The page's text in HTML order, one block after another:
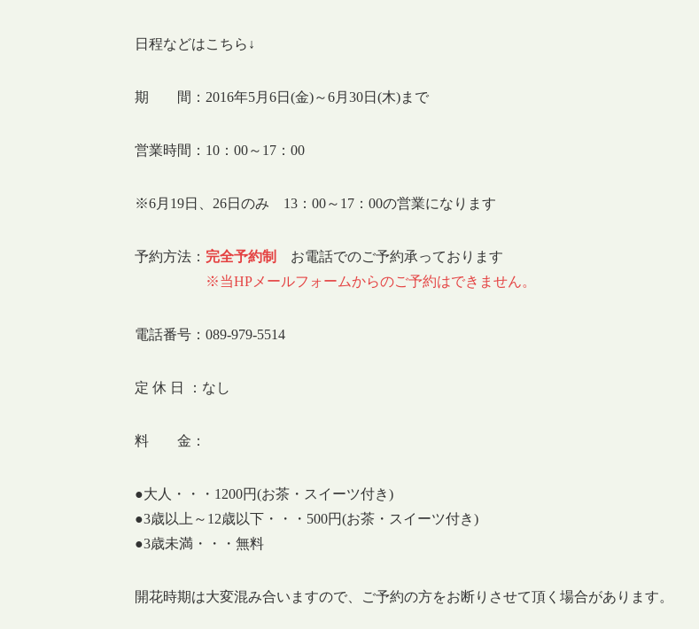
日程などはこちら↓
期 間：2016年5月6日(金)～6月30日(木)まで
営業時間：10：00～17：00
※6月19日、26日のみ 13：00～17：00の営業になります
予約方法： 完全予約制
お電話でのご予約承っております
※当HPメールフォームからのご予約はできません。
電話番号：089-979-5514
定 休 日 ：なし
料 金：
●大人・・・1200円(お茶・スイーツ付き)
●3歳以上～12歳以下・・・500円(お茶・スイーツ付き)
●3歳未満・・・無料
開花時期は大変混み合いますので、ご予約の方をお断りさせて頂く場合があります。